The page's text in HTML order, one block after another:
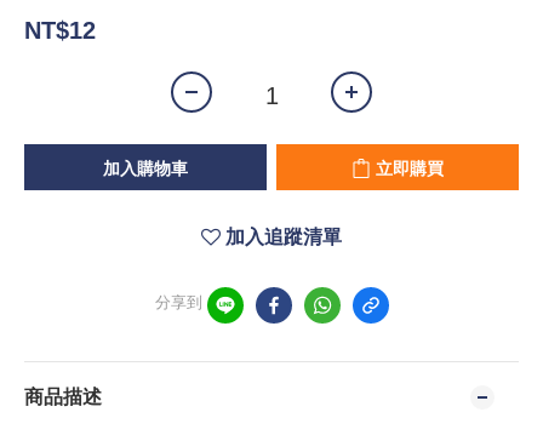
NT$12
加入購物車 立即購買
加入追蹤清單
分享到
商品描述